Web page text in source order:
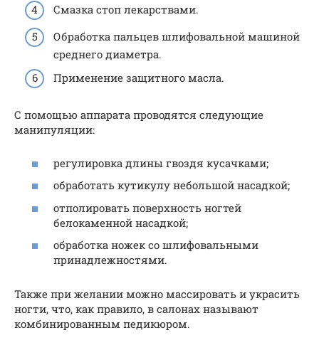
Смазка стоп лекарствами.
Обработка пальцев шлифовальной машиной
среднего диаметра.
Применение защитного масла.
С помощью аппарата проводятся следующие
манипуляции:
регулировка длины гвоздя кусачками;
обработать кутикулу небольшой насадкой;
отполировать поверхность ногтей
белокаменной насадкой;
обработка ножек со шлифовальными
принадлежностями.
Также при желании можно массировать и украсить
ногти, что, как правило, в салонах называют
комбинированным педикюром.